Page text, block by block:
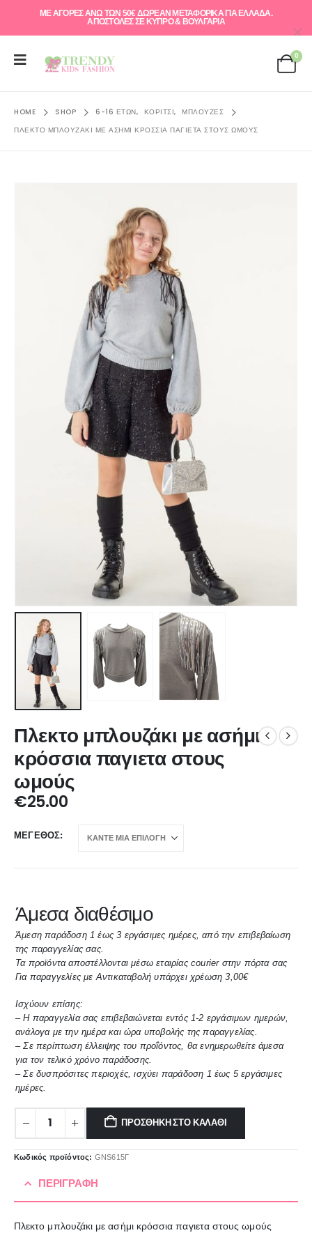
ΜΕ ΑΓΟΡΕΣ ΑΝΩ ΤΩΝ 50€ ΔΩΡΕΑΝ ΜΕΤΑΦΟΡΙΚΑ ΓΙΑ ΕΛΛAΔΑ.
ΑΠΟΣΤΟΛΕΣ ΣΕ ΚΥΠΡΟ & ΒΟΥΛΓΑΡΙΑ
0
HOME SHOP 6-16 ΕΤΏΝ, ΚΟΡΊΤΣΙ, ΜΠΛΟΎΖΕΣ
ΠΛΕΚΤΟ ΜΠΛΟΥΖΆΚΙ ΜΕ ΑΣΉΜΙ ΚΡΌΣΣΙΑ ΠΑΓΙΕΤΑ ΣΤΟΥΣ ΩΜΟΎΣ
Πλεκτο μπλουζάκι με ασήμι
κρόσσια παγιετα στους
ωμούς
€25.00
ΜΈΓΕΘΟΣ
Άμεσα διαθέσιμο
Άμεση παράδοση 1 έως 3 εργάσιμες ημέρες, από την επιβεβαίωση
της παραγγελίας σας.
Τα προϊόντα αποστέλλονται μέσω εταιρίας courier στην πόρτα σας
Για παραγγελίες με Αντικαταβολή υπάρχει χρέωση 3,00€
Ισχύουν επίσης:
– Η παραγγελία σας επιβεβαιώνεται εντός 1-2 εργάσιμων ημερών,
ανάλογα με την ημέρα και ώρα υποβολής της παραγγελίας.
– Σε περίπτωση έλλειψης του προΐόντος, θα ενημερωθείτε άμεσα
για τον τελικό χρόνο παράδοσης.
– Σε δυσπρόσιτες περιοχές, ισχύει παράδοση 1 έως 5 εργάσιμες
ημέρες.
ΠΡΟΣΘΉΚΗ ΣΤΟ ΚΑΛΆΘΙ
Κωδικός προϊόντος: GNS615Γ
ΠΕΡΙΓΡΑΦΉ
Πλεκτο μπλουζάκι με ασήμι κρόσσια παγιετα στους ωμούς